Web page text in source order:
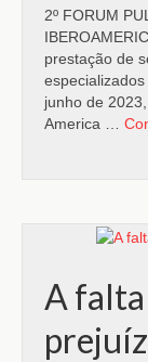
2º FORUM
prestação de
junho de
America …
A falta